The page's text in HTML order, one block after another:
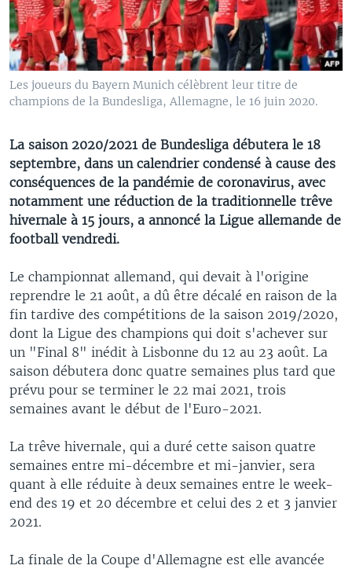
Les joueurs du Bayern Munich célèbrent leur titre de
champions de la Bundesliga, Allemagne, le 16 juin 2020.
La saison 2020/2021 de Bundesliga débutera le 18
septembre, dans un calendrier condensé à cause des
conséquences de la pandémie de coronavirus, avec
notamment une réduction de la traditionnelle trêve
hivernale à 15 jours, a annoncé la Ligue allemande de
football vendredi.
Le championnat allemand, qui devait à l'origine
reprendre le 21 août, a dû être décalé en raison de la
fin tardive des compétitions de la saison 2019/2020,
dont la Ligue des champions qui doit s'achever sur
un "Final 8" inédit à Lisbonne du 12 au 23 août. La
saison débutera donc quatre semaines plus tard que
prévu pour se terminer le 22 mai 2021, trois
semaines avant le début de l'Euro-2021.
La trêve hivernale, qui a duré cette saison quatre
semaines entre mi-décembre et mi-janvier, sera
quant à elle réduite à deux semaines entre le week-
end des 19 et 20 décembre et celui des 2 et 3 janvier
2021.
La finale de la Coupe d'Allemagne est elle avancée